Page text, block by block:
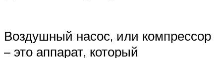
Воздушный насос, или компрессор
– это аппарат, который